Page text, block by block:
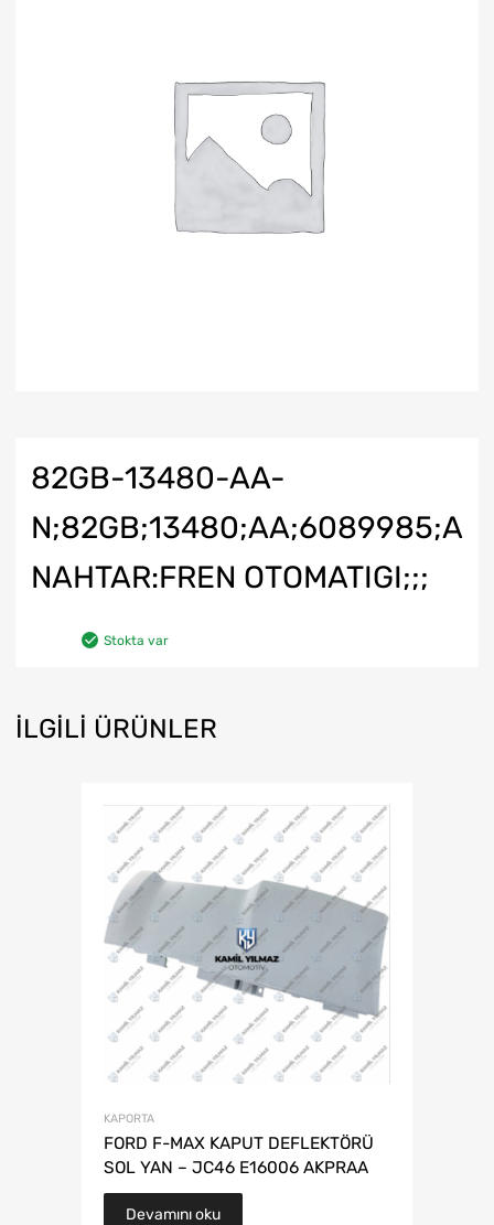
82GB-13480-AA-
N;82GB;13480;AA;6089985;A
NAHTAR:FREN OTOMATIGI;;;
Stokta var
İLGILI ÜRÜNLER
KAPORTA
FORD F-MAX KAPUT DEFLEKTÖRÜ
SOL YAN – JC46 E16006 AKPRAA
Devamını oku